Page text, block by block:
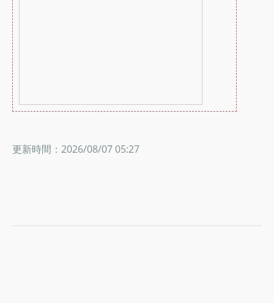
更新時間：2026/08/07 05:27